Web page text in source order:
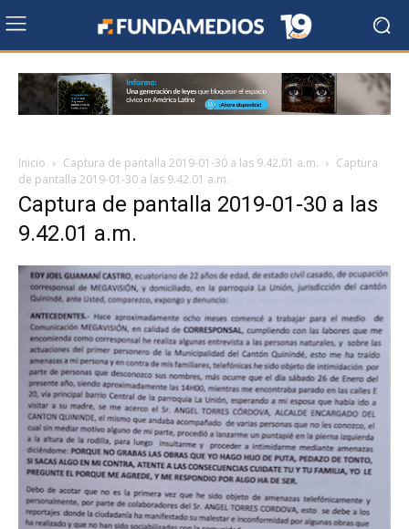
Inicio Captura de pantalla 2019-01-30 a las 9.42.01 a.m.
Captura
de pantalla 2019-01-30 a las 9.42.01 a.m.
Captura de pantalla 2019-01-30 a las
9.42.01 a.m.